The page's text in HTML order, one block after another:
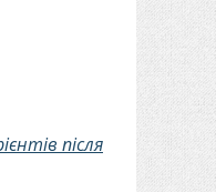
після